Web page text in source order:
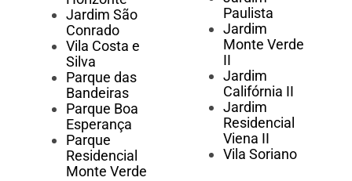
Jardim São
Conrado
Vila Costa e
Silva
Parque das
Bandeiras
Parque Boa
Esperança
Parque
Residencial
Monte Verde
Paulista
Jardim
Monte Verde
II
Jardim
Califórnia II
Jardim
Residencial
Viena II
Vila Soriano